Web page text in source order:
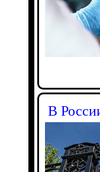
В